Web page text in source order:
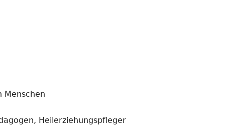
Menschen
Heilerziehungspfleger